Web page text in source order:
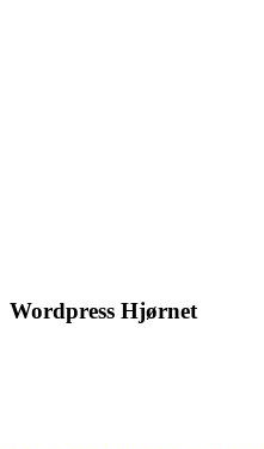
Wordpress Hjørnet